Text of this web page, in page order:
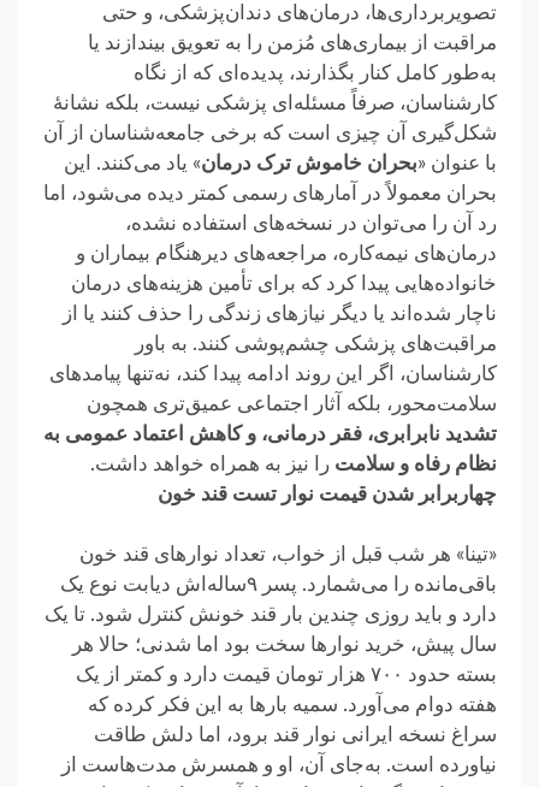
تصویربرداری‌ها، درمان‌های دندان‌پزشکی، و حتی
مراقبت از بیماری‌های مُزمن را به تعویق بیندازند یا
به‌طور کامل کنار بگذارند، پدیده‌ای که از نگاه
کارشناسان، صرفاً مسئله‌ای پزشکی نیست، بلکه نشانهٔ
شکل‌گیری آن چیزی است که برخی جامعه‌شناسان از آن
با عنوان «بحران خاموش ترک درمان» یاد می‌کنند. این
بحران معمولاً در آمارهای رسمی کمتر دیده می‌شود، اما
رد آن را می‌توان در نسخه‌های استفاده ‌نشده،
درمان‌های نیمه‌کاره، مراجعه‌های دیرهنگام بیماران و
خانواده‌هایی پیدا کرد که برای تأمین هزینه‌های درمان
ناچار شده‌اند یا دیگر نیازهای زندگی را حذف کنند یا از
مراقبت‌های پزشکی چشم‌پوشی کنند. به باور
کارشناسان، اگر این روند ادامه پیدا کند، نه‌تنها پیامدهای
سلامت‌محور، بلکه آثار اجتماعی عمیق‌تری همچون
تشدید نابرابری، فقر درمانی، و کاهش اعتماد عمومی به
نظام رفاه و سلامت را نیز به همراه خواهد داشت.
چهاربرابر شدن قیمت نوار تست قند خون
«تینا» هر شب قبل از خواب، تعداد نوارهای قند خون
باقی‌مانده را می‌شمارد. پسر ۹ساله‌اش دیابت نوع یک
دارد و باید روزی چندین بار قند خونش کنترل شود. تا یک
سال پیش، خرید نوارها سخت بود اما شدنی؛ حالا هر
بسته حدود ۷۰۰ هزار تومان قیمت دارد و کمتر از یک
هفته دوام می‌آورد. سمیه بارها به این فکر کرده که
سراغ نسخه ایرانی نوار قند برود، اما دلش طاقت
نیاورده است. به‌جای آن، او و همسرش مدت‌هاست از